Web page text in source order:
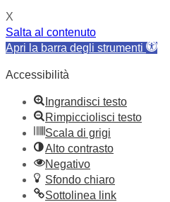
X
Salta al contenuto
Apri la barra degli strumenti
Accessibilità
Ingrandisci testo
Rimpicciolisci testo
Scala di grigi
Alto contrasto
Negativo
Sfondo chiaro
Sottolinea link